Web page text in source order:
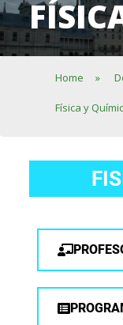
Home »
Física y